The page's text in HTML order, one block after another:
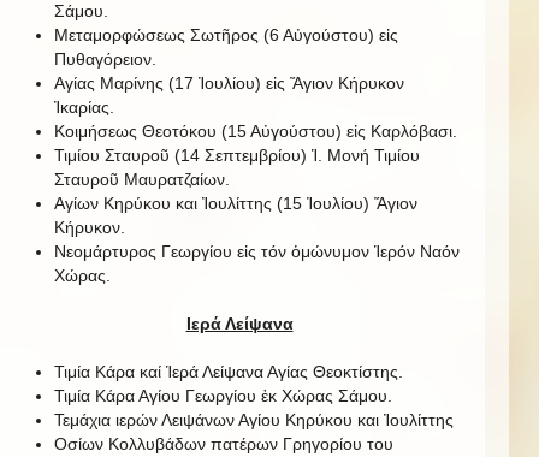
Σάμου.
Μεταμορφώσεως Σωτῆρος (6 Αὐγούστου) εἰς
Πυθαγόρειον.
Αγίας Μαρίνης (17 Ἰουλίου) εἰς Ἅγιον Κήρυκον
Ἰκαρίας.
Κοιμήσεως Θεοτόκου (15 Αὐγούστου) εἰς Καρλόβασι.
Τιμίου Σταυροῦ (14 Σεπτεμβρίου) Ἱ. Μονή Τιμίου
Σταυροῦ Μαυρατζαίων.
Αγίων Κηρύκου και Ἰουλίττης (15 Ἰουλίου) Ἅγιον
Κήρυκον.
Νεομάρτυρος Γεωργίου εἰς τόν ὁμώνυμον Ἱερόν Ναόν
Χώρας.
Ιερά Λείψανα
Τιμία Κάρα καί Ἱερά Λείψανα Αγίας Θεοκτίστης.
Τιμία Κάρα Αγίου Γεωργίου ἐκ Χώρας Σάμου.
Τεμάχια ιερών Λειψάνων Αγίου Κηρύκου και Ἰουλίττης
Οσίων Κολλυβάδων πατέρων Γρηγορίου του